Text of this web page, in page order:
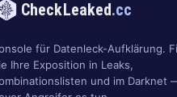
CheckLeaked.cc
für Datenleck-Aufklärung.
Ihre Exposition in Leaks,
und im Darknet